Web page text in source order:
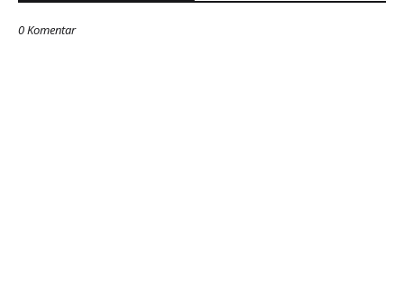
0 Komentar